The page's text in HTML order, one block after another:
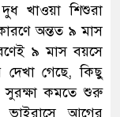
খাওয়া শিশুরা
অন্তত ৯ মাস
৯ মাস বয়সে
দেখা গেছে, কিছু
সুরক্ষা কমতে শুরু
আগের